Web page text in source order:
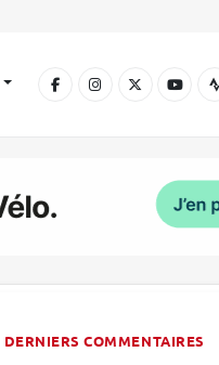
DERNIERS COMMENTAIRES